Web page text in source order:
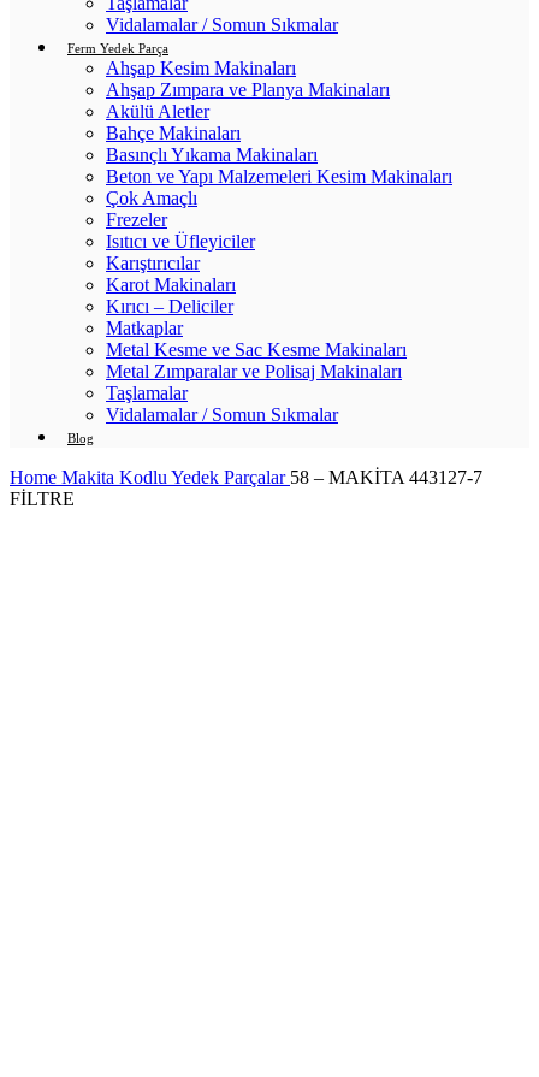
Vidalamalar / Somun Sıkmalar
Ferm Yedek Parça
Ahşap Kesim Makinaları
Ahşap Zımpara ve Planya Makinaları
Akülü Aletler
Bahçe Makinaları
Basınçlı Yıkama Makinaları
Beton ve Yapı Malzemeleri Kesim Makinaları
Çok Amaçlı
Frezeler
Isıtıcı ve Üfleyiciler
Karıştırıcılar
Karot Makinaları
Kırıcı – Deliciler
Matkaplar
Metal Kesme ve Sac Kesme Makinaları
Metal Zımparalar ve Polisaj Makinaları
Taşlamalar
Vidalamalar / Somun Sıkmalar
Blog
Home Makita Kodlu Yedek Parçalar 58 – MAKİTA 443127-7
FİLTRE